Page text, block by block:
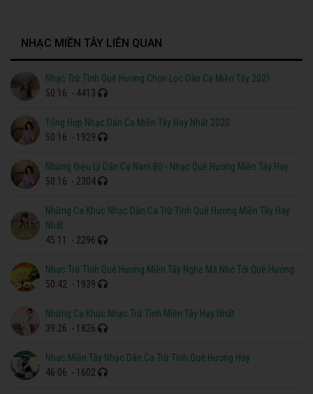
NHẠC MIỀN TÂY LIÊN QUAN
Nhạc Trữ Tình Quê Hương Chọn Lọc Dân Ca Miền Tây 2021
50:16 - 4413
Tổng Hợp Nhạc Dân Ca Miền Tây Hay Nhất 2020
50:16 - 1929
Những Điệu Lý Dân Ca Nam Bộ - Nhạc Quê Hương Miền Tây Hay
50:16 - 2304
Những Ca Khúc Nhạc Dân Ca Trữ Tình Quê Hương Miền Tây Hay
Nhất
45:11
- 2296
Nhạc Trữ Tình Quê Hương Miền Tây Nghe Mà Nhớ Tới Quê Hương
50:42 - 1939
Những Ca Khúc Nhạc Trữ Tình Miền Tây Hay Nhất
39:26 - 1826
Nhạc Miền Tây Nhạc Dân Ca Trữ Tình Quê Hương Hay
46:06 - 1602